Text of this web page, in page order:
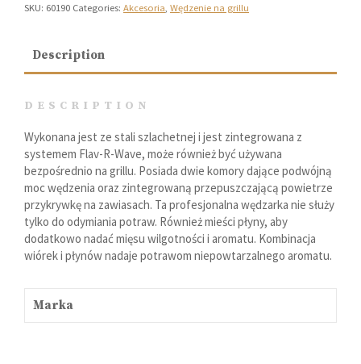
SKU: 60190 Categories: Akcesoria Wędzenie na grillu
Description
DESCRIPTION
Wykonana jest ze stali szlachetnej i jest zintegrowana z
systemem Flav-R-Wave, może również być używana
bezpośrednio na grillu. Posiada dwie komory dające podwójną
moc wędzenia oraz zintegrowaną przepuszczającą powietrze
przykrywkę na zawiasach. Ta profesjonalna wędzarka nie służy
tylko do odymiania potraw. Również mieści płyny, aby
dodatkowo nadać mięsu wilgotności i aromatu. Kombinacja
wiórek i płynów nadaje potrawom niepowtarzalnego aromatu.
Marka